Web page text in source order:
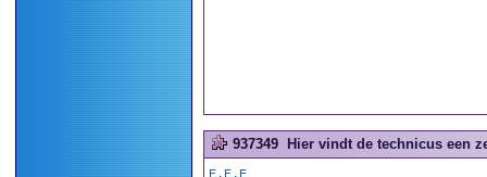
937349 Hier vindt de technicus een